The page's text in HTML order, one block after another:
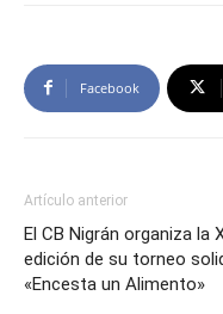
Facebook
Artículo anterior
El CB Nigrán organiza la
edición de su torneo
«Encesta un Alimento»